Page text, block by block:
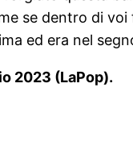
se dentro di
ed era nel
2023 (LaPop).